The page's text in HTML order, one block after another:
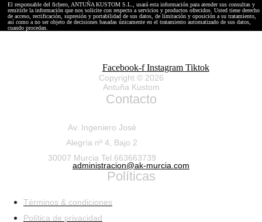
El responsable del fichero, ANTUÑA KUSTOM S.L., usará esta información para atender sus consultas y
remitirle la información que nos solicite con respecto a servicios y productos ofrecidos. Usted tiene derecho
de acceso, rectificación, supresión y portabilidad de sus datos, de limitación y oposición a su tratamiento,
así como a no ser objeto de decisiones basadas únicamente en el tratamiento automatizado de sus datos,
cuando procedan.
Facebook-f Instagram Tiktok
Copyright © 2026
Antuña Kustom
Contacto
Av. Ingeniero José
Alegría nº 4, Bajo 2
30007 Murcia Tel.663663739
administracion@ak-murcia.com
Políticas
Términos & condiciones
Política de privacidad